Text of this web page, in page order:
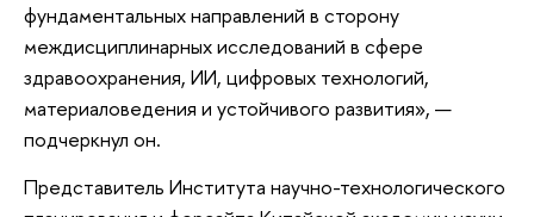
фундаментальных направлений в сторону
междисциплинарных исследований в сфере
здравоохранения, ИИ, цифровых технологий,
материаловедения и устойчивого развития», —
подчеркнул он.
Представитель Института научно-технологического